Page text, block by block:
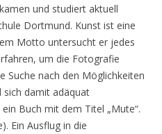
und studiert aktuell
Dortmund. Kunst ist eine
Motto untersucht er jedes
um die Fotografie
Suche nach den Möglichkeiten
sich damit adäquat
Buch mit dem Titel „Mute“.
Ein Ausflug in die